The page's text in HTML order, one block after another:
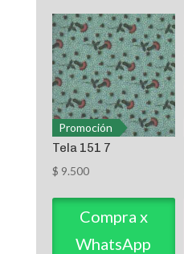
Promoción
Tela 151 7
$ 9.500
Compra x
WhatsApp